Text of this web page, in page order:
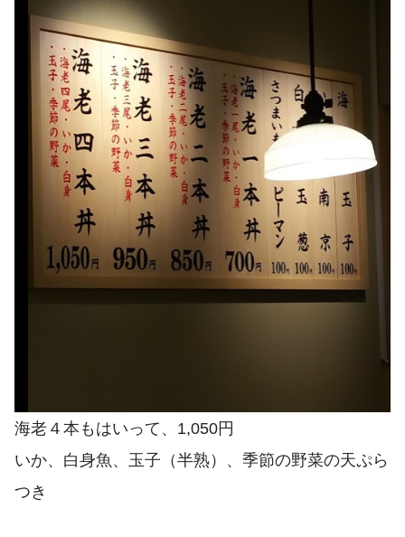
海老４本もはいって、1,050円
いか、白身魚、玉子（半熟）、季節の野菜の天ぷら
つき